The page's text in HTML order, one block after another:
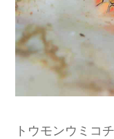
トウモンウミコ